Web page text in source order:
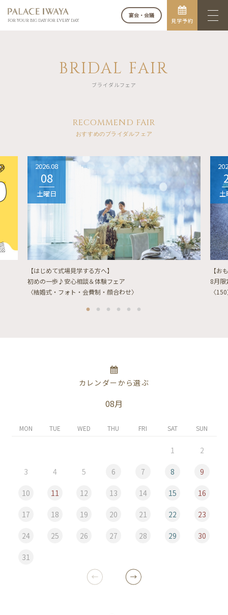
FOR YOUR BIG DAY. FOR EVERY DAY.
宴会・会議
見学予約
BRIDAL FAIR
ブライダルフェア
RECOMMEND FAIR
おすすめのブライダルフェア
2026.08
08
土曜日
【はじめて式場見学する方へ】
初めの一歩♪安心相談＆体験フェア
〈結婚式・フォト・会費制・顔合わせ〉
土
【お
8月限
〈
カレンダーから選ぶ
08月
MON TUE WED THU FRI SAT SUN
1 2
3 4 5 6 7 8 9
10 11 12 13 14 15 16
17 18 19 20 21 22 23
24 25 26 27 28 29 30
31